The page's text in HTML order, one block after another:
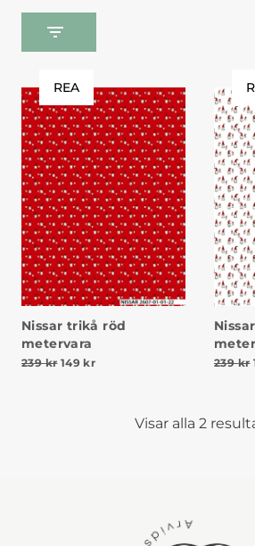
REA
Nissar trikå röd
metervara
239kr Det ursprungliga priset var: 239
149 krDet nuvarande priset är:
239kr
Visar alla 2